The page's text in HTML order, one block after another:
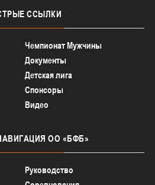
ССЫЛКИ
Чемпионат Мужчины
Документы
Детская лига
Спонсоры
Видео
ОО «БФБ»
Руководство